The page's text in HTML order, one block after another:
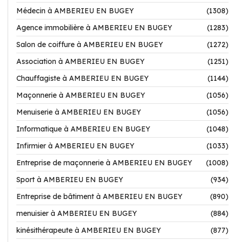
Médecin à AMBERIEU EN BUGEY
(1308)
Agence immobilière à AMBERIEU EN BUGEY
(1283)
Salon de coiffure à AMBERIEU EN BUGEY
(1272)
Association à AMBERIEU EN BUGEY
(1251)
Chauffagiste à AMBERIEU EN BUGEY
(1144)
Maçonnerie à AMBERIEU EN BUGEY
(1056)
Menuiserie à AMBERIEU EN BUGEY
(1056)
Informatique à AMBERIEU EN BUGEY
(1048)
Infirmier à AMBERIEU EN BUGEY
(1033)
Entreprise de maçonnerie à AMBERIEU EN BUGEY
(1008)
Sport à AMBERIEU EN BUGEY
(934)
Entreprise de bâtiment à AMBERIEU EN BUGEY
(890)
menuisier à AMBERIEU EN BUGEY
(884)
kinésithérapeute à AMBERIEU EN BUGEY
(877)